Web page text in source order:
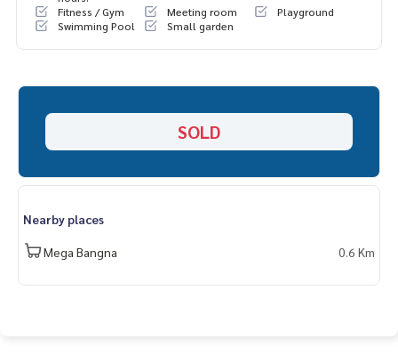
>>>>>>>>>>>>>>>
1,390,000
Fitness / Gym
Meeting room
Playground
Swimming Pool
Small garden
SOLD
Nearby places
Mega Bangna 0.6 Km